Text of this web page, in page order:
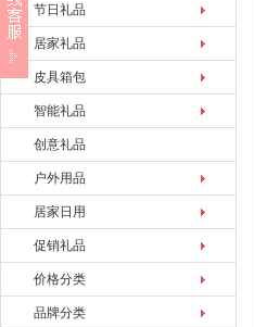
节日礼品
居家礼品
皮具箱包
智能礼品
创意礼品
户外用品
居家日用
促销礼品
价格分类
品牌分类